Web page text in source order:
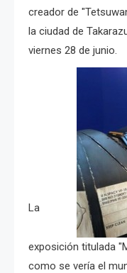
creador de
la ciudad de
viernes 28 de junio.
La
exposición titulada
como se vería el